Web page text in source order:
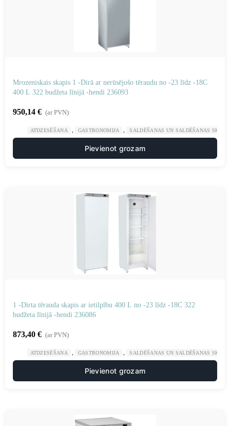
Mrozeniskais skapis 1 -Dirā ar nerūsējošo tēraudu no -23 līdz -18C
400 L 322 budžeta līnijā -hendi 236093
950,14 € (ar PVN)
ATDZESĒŠANA GASTRONOMIJA SALDĒŠANAS UN SALDĒŠANAS SKAPJI
Pievienot grozam
1 -Dirta tērauda skapis ar ietilpību 400 L no -23 līdz -18C 322
budžeta līnijā -hendi 236086
873,40 € (ar PVN)
ATDZESĒŠANA GASTRONOMIJA SALDĒŠANAS UN SALDĒŠANAS SKAPJI
Pievienot grozam